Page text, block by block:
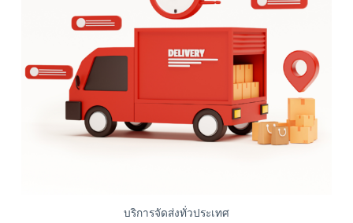
บริการจัดส่งทั่วประเทศ